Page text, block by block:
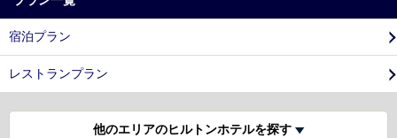
宿泊プラン
レストランプラン
他のエリアのヒルトンホテルを探す